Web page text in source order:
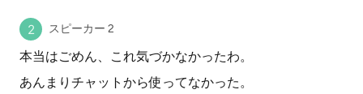
スピーカー 2
本当はごめん、これ気づかなかったわ。
あんまりチャットから使ってなかった。